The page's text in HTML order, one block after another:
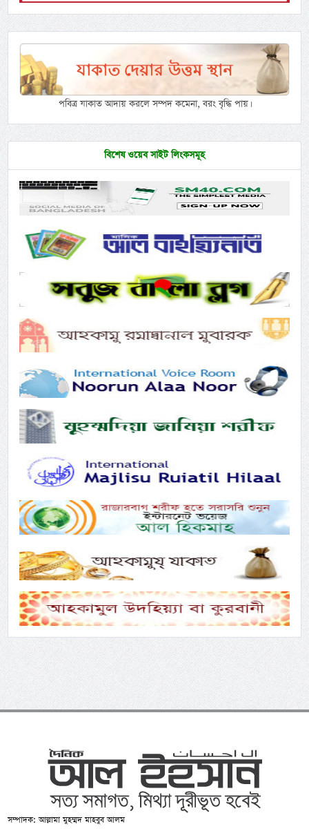
পবিত্র যাকাত আদায় করলে সম্পদ কমেনা, বরং বৃদ্ধি পায়।
বিশেষ ওয়েব সাইট লিংকসমূহ
সম্পাদক: আল্লামা মুহম্মদ মাহবুব আলম